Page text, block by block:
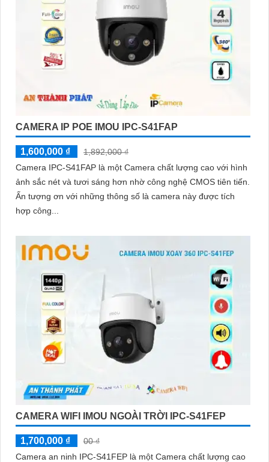
CAMERA IP POE IMOU IPC-S41FAP
1,600,000 ₫
1,892,000 ₫
Camera IPC-S41FAP là một Camera chất lượng cao với hình
ảnh sắc nét và tươi sáng hơn nhờ công nghệ CMOS tiên tiến.
Ấn tượng ơn với những thông số là camera này được tích
hợp công...
CAMERA WIFI IMOU NGOÀI TRỜI IPC-S41FEP
1,700,000 ₫
00 ₫
Camera an ninh IPC-S41FEP là một Camera chất lượng cao